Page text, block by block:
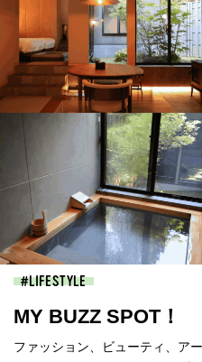
LIFESTYLE
MY BUZZ SPOT！
ファッション、ビューティ、ア